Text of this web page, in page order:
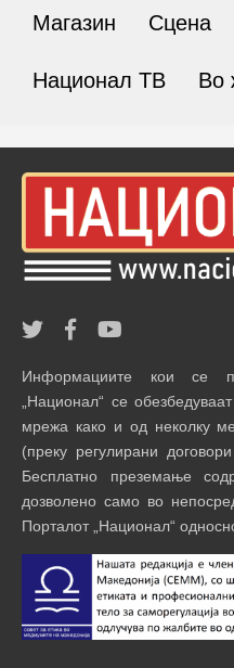
Магазин Сцена
Национал ТВ Во
Информациите кои се
„Национал“ се
мрежа како и од неколку
(преку регулирани
Бесплатно преземање
дозволено само во
Порталот „Национал“